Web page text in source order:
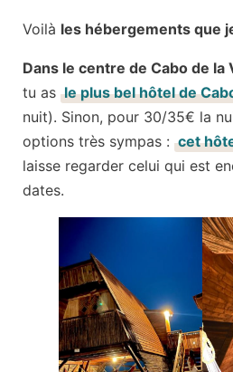
Voilà les hébergements que
Dans le centre de Cabo de la
tu as le plus bel hôtel de
nuit). Sinon, pour 30/35€ la
options très sympas : cet
laisse regarder celui qui est
dates.